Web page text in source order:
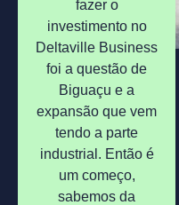
fazer o
investimento no
Deltaville Business
foi a questão de
Biguaçu e a
expansão que vem
tendo a parte
industrial. Então é
um começo,
sabemos da